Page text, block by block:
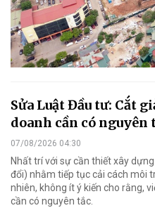
Sửa Luật Đầu tư: Cắt
doanh cần có nguyên
07/08/2026 04:30
Nhất trí với sự cần thiết xây
đổi) nhằm tiếp tục cải cách môi
nhiên, không ít ý kiến cho rằng,
cần có nguyên tắc.